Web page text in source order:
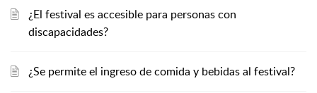
¿El festival es accesible para personas con
discapacidades?
¿Se permite el ingreso de comida y bebidas al festival?